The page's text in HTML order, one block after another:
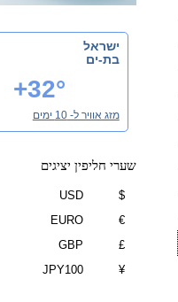
ישראל
בת-ים
+32°
מזג אוויר ל- 10 ימים
שערי חליפין יציגים
$
USD
€
EURO
£
GBP
¥
JPY100